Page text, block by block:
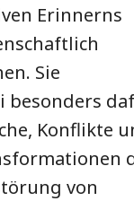
Erinnerns
Sie
besonders
Konflikte
von